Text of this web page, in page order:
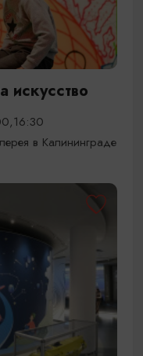
искусство
в Калининграде